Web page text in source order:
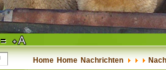
Home Home Nachrichten